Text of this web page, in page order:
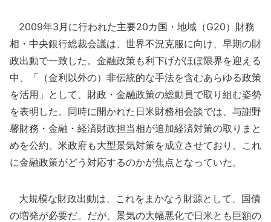
2009年3月に行われた主要20カ国・地域（G20）財務
相・中央銀行総裁会議は、世界不況克服に向け、早期の財
政出動で一致した。金融政策も利下げがほぼ限界を迎える
中、「（金利以外の）非伝統的な手法を含むあらゆる政策
を活用」として、財政・金融政策の総動員で取り組む姿勢
を表明した。同時に開かれた日米財務相会談では、与謝野
馨財務・金融・経済財政担当相が追加経済対策の取りまと
めを公約。米政府も大型景気対策を成立させており、これ
に金融政策がどう対応するのかが焦点となっていた。
大規模な財政出動は、これをまかなう財源として、国債
の増発が必要だ。だが、景気の大幅悪化で日米とも巨額の